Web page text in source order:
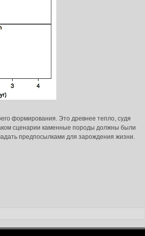
формирования. Это древнее тепло, судя
сценарии каменные породы должны были
предпосылками для зарождения жизни.